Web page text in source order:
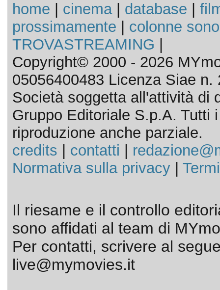
home cinema| database
prossimamente
colonne
TROVASTREAMING
Copyright© 2000 - 2026
05056400483 Licenza Siae n.
Società soggetta all'attività di
Gruppo Editoriale S.p.A. Tutti
riproduzione anche parziale.
credits
contatti
Normativa sulla privacy|
Il riesame e il controllo
sono affidati al team di
Per contatti, scrivere al
live@mymovies.it